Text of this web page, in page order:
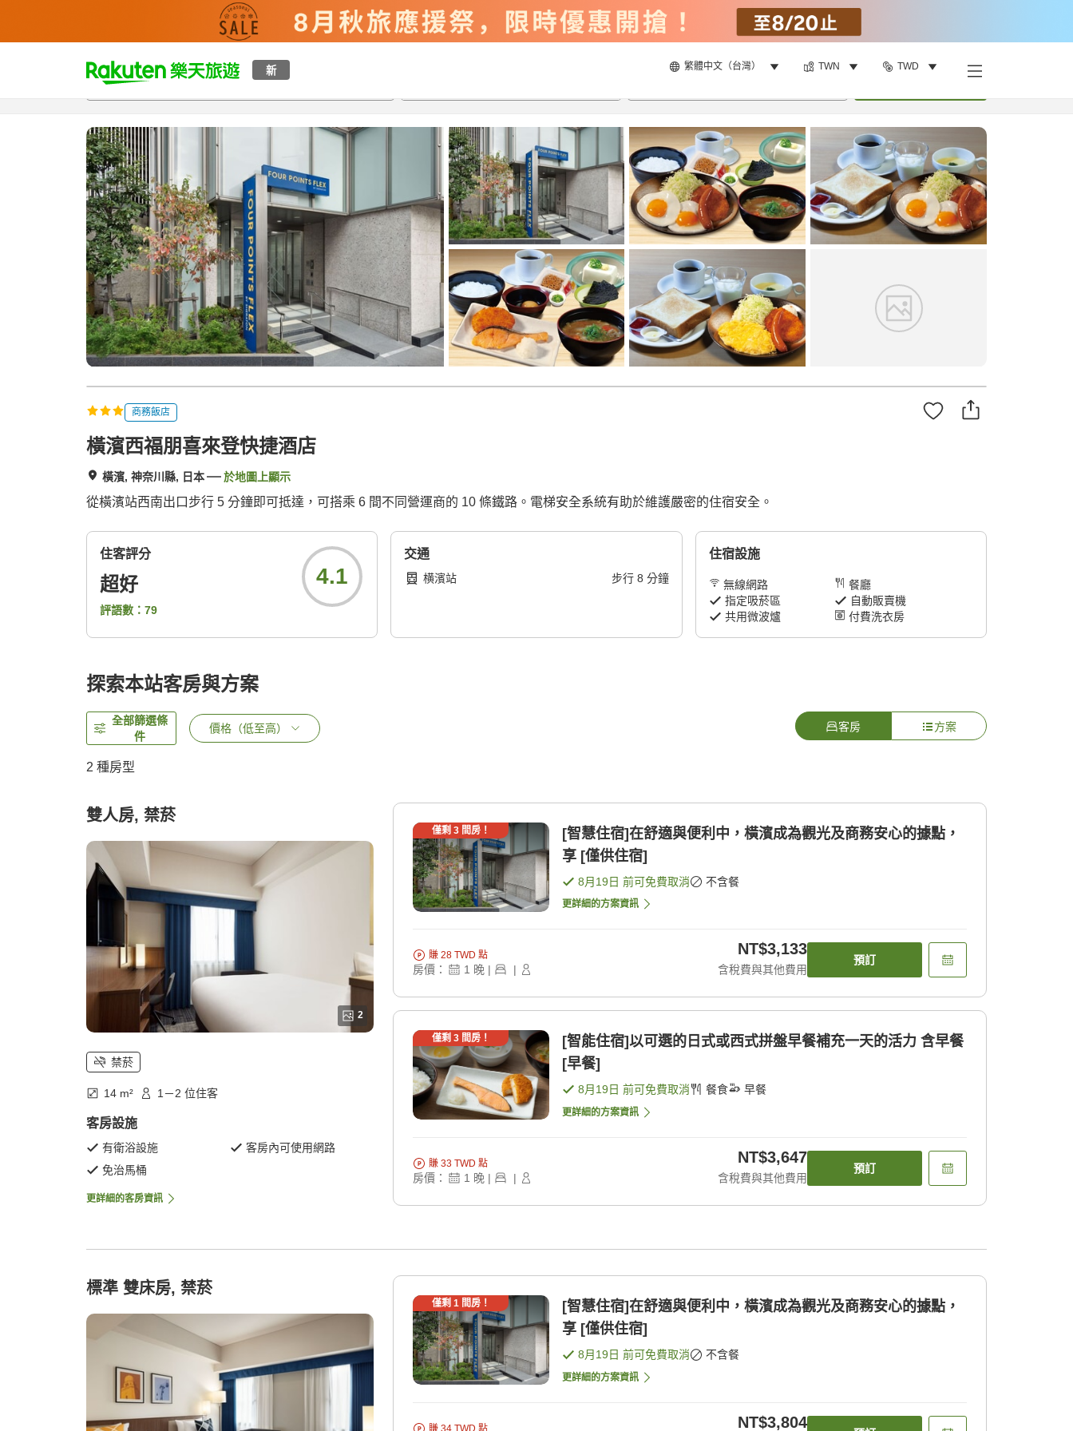
新 繁體中文（台灣） TWN TWD
t
p
a
g
e
_
s
e
a
r
c
h
總覽客房與方案評語特點設施
商務飯店
橫濱西福朋喜來登快捷酒店
橫濱, 神奈川縣, 日本 於地圖上顯示
從橫濱站西南出口步行 5 分鐘即可抵達，可搭乘 6 間不同營運商的 10 條鐵路。電梯安全系統有助於維護嚴密的住宿安全。
住客評分
超好
評語數： 79
4.1
交通
横濱站 步行 8 分鐘
住宿設施
無線網路
餐廳
指定吸菸區
自動販賣機
共用微波爐
付費洗衣房
探索本站客房與方案
全部篩選條
件
價格（低至高） 客房 方案
2 種房型
雙人房, 禁菸
2
禁菸
14 m² 1－2 位住客
客房設施
有衛浴設施
客房內可使用網路
免治馬桶
更詳細的客房資訊
僅剩 3間房！
[智慧住宿]在舒適與便利中，橫濱成為觀光及商務安心的據點，
享 [僅供住宿]
8月19日 前可免費取消 不含餐
更詳細的方案資訊
賺 28 TWD 點
房價： 1 晚 | |
NT$3,133
含稅費與其他費用
預訂
僅剩 3間房！
[智能住宿]以可選的日式或西式拼盤早餐補充一天的活力 含早餐
[早餐]
8月19日 前可免費取消 餐食 早餐
更詳細的方案資訊
賺 33 TWD 點
房價： 1 晚 | |
NT$3,647
含稅費與其他費用
預訂
標準 雙床房, 禁菸
僅剩 1間房！
[智慧住宿]在舒適與便利中，橫濱成為觀光及商務安心的據點，
享 [僅供住宿]
8月19日 前可免費取消 不含餐
更詳細的方案資訊
賺 34 TWD 點 NT$3,804